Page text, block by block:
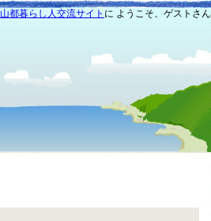
山都暮らし人交流サイト に ようこそ、ゲストさん